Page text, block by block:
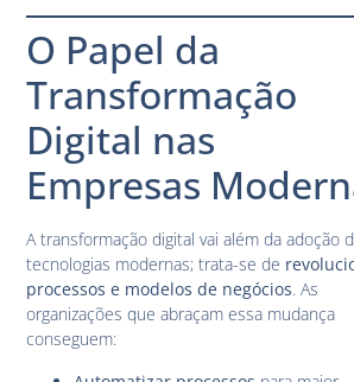
O Papel da
Transformação
Digital nas
Empresas
A transformação digital vai além da adoção
tecnologias modernas; trata-se de
processos e modelos de negócios. As
organizações que abraçam essa mudança
conseguem: